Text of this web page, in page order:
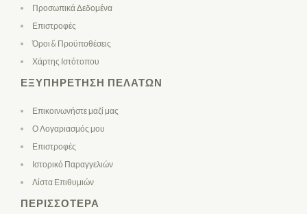
Προσωπικά Δεδομένα
Επιστροφές
Όροι & Προϋποθέσεις
Χάρτης Ιστότοπου
ΕΞΥΠΗΡΈΤΗΣΗ ΠΕΛΑΤΏΝ
Επικοινωνήστε μαζί μας
Ο Λογαριασμός μου
Επιστροφές
Ιστορικό Παραγγελιών
Λίστα Επιθυμιών
ΠΕΡΙΣΣΌΤΕΡΑ